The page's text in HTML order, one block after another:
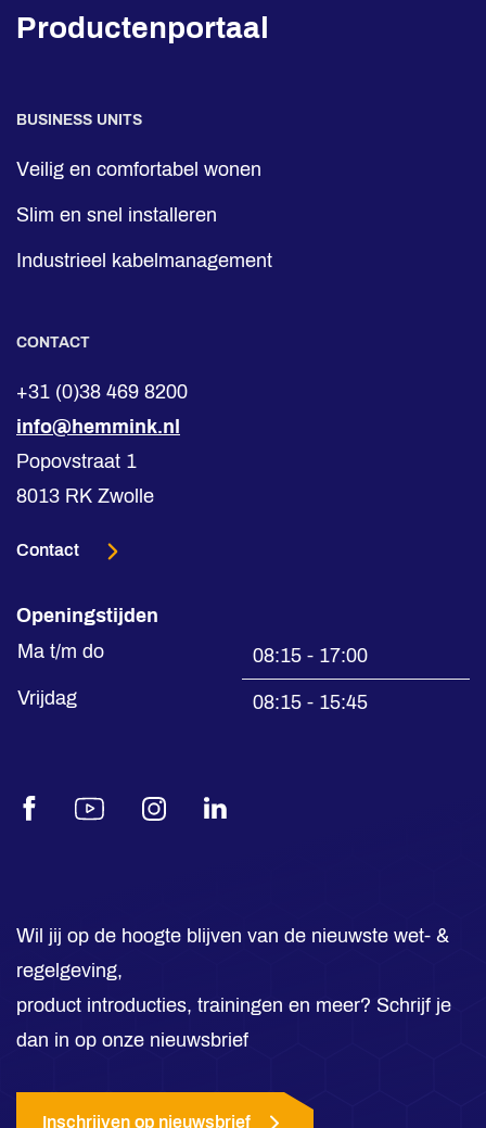
Productenportaal
BUSINESS UNITS
Veilig en comfortabel wonen
Slim en snel installeren
Industrieel kabelmanagement
CONTACT
+31 (0)38 469 8200
info@hemmink.nl
Popovstraat 1
8013 RK Zwolle
Contact
Openingstijden
Ma t/m do
08:15 - 17:00
Vrijdag
08:15 - 15:45
FacebookYoutubeInstagramLinkedIn
Wil jij op de hoogte blijven van de nieuwste wet- &
regelgeving,
product introducties, trainingen en meer? Schrijf je
dan in op onze nieuwsbrief
Inschrijven op nieuwsbrief